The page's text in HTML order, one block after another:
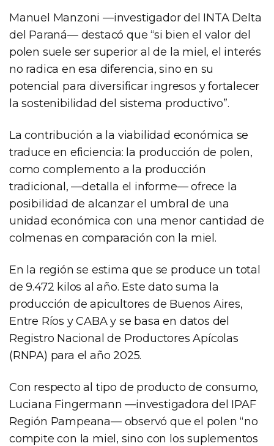
Manuel Manzoni —investigador del INTA Delta
del Paraná— destacó que “si bien el valor del
polen suele ser superior al de la miel, el interés
no radica en esa diferencia, sino en su
potencial para diversificar ingresos y fortalecer
la sostenibilidad del sistema productivo”.
La contribución a la viabilidad económica se
traduce en eficiencia: la producción de polen,
como complemento a la producción
tradicional, —detalla el informe— ofrece la
posibilidad de alcanzar el umbral de una
unidad económica con una menor cantidad de
colmenas en comparación con la miel.
En la región se estima que se produce un total
de 9.472 kilos al año. Este dato suma la
producción de apicultores de Buenos Aires,
Entre Ríos y CABA y se basa en datos del
Registro Nacional de Productores Apícolas
(RNPA) para el año 2025.
Con respecto al tipo de producto de consumo,
Luciana Fingermann —investigadora del IPAF
Región Pampeana— observó que el polen “no
compite con la miel, sino con los suplementos